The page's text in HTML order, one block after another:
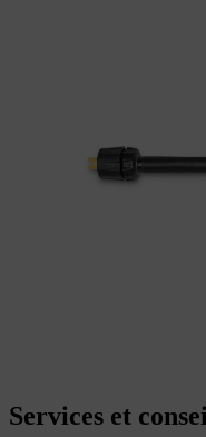
Services et